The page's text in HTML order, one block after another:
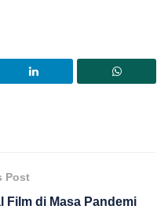
Post
Film di Masa Pandemi